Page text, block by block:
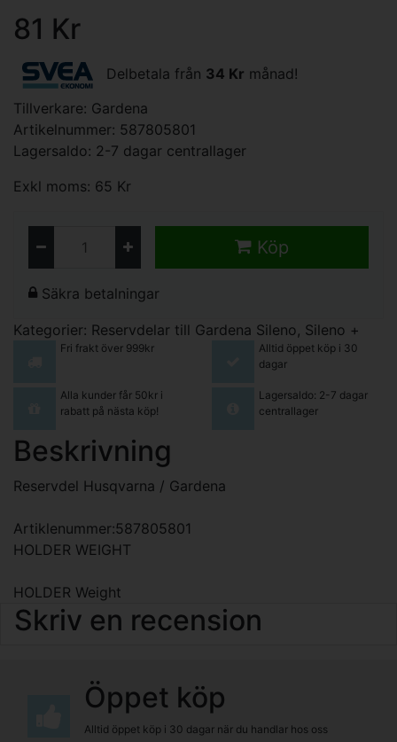
81 Kr
Delbetala från 34 Kr månad!
Tillverkare: Gardena
Artikelnummer: 587805801
Lagersaldo: 2-7 dagar centrallager
Exkl moms: 65 Kr
Köp
Säkra betalningar
Kategorier: Reservdelar till Gardena Sileno, Sileno +
Fri frakt över 999kr
Alltid öppet köp i 30
dagar
Alla kunder får 50kr i
rabatt på nästa köp!
Lagersaldo: 2-7 dagar
centrallager
Beskrivning
Reservdel Husqvarna / Gardena
Artiklenummer:587805801
HOLDER WEIGHT
HOLDER Weight
Skriv en recension
Öppet köp
Alltid öppet köp i 30 dagar när du handlar hos oss